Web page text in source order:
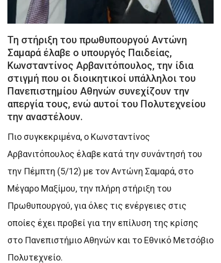
Τη στήριξη του πρωθυπουργού Αντώνη
Σαμαρά έλαβε ο υπουργός Παιδείας,
Κωνσταντίνος Αρβανιτόπουλος, την ίδια
στιγμή που οι διοικητικοί υπάλληλοι του
Πανεπιστημίου Αθηνών συνεχίζουν την
απεργία τους, ενώ αυτοί του Πολυτεχνείου
την αναστέλουν.
Πιο συγκεκριμένα, ο Κωνσταντίνος
Αρβανιτόπουλος έλαβε κατά την συνάντησή του
την Πέμπτη (5/12) με τον Αντώνη Σαμαρά, στο
Μέγαρο Μαξίμου, την πλήρη στήριξη του
Πρωθυπουργού, για όλες τις ενέργειες στις
οποίες έχει προβεί για την επίλυση της κρίσης
στο Πανεπιστήμιο Αθηνών και το Εθνικό Μετσόβιο
Πολυτεχνείο.